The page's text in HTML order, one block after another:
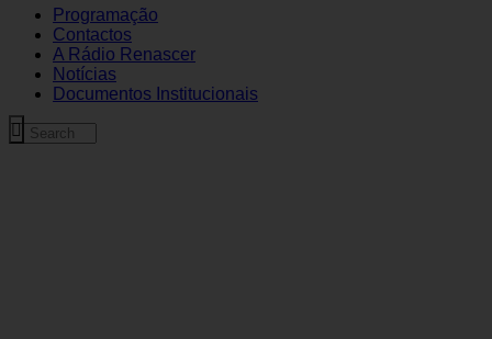
Programação
Contactos
A Rádio Renascer
Notícias
Documentos Institucionais